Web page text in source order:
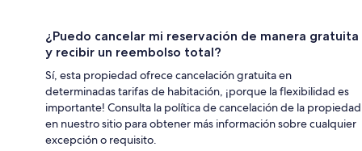
¿Puedo cancelar mi reservación de manera gratuita
y recibir un reembolso total?
Sí, esta propiedad ofrece cancelación gratuita en
determinadas tarifas de habitación, ¡porque la flexibilidad es
importante! Consulta la política de cancelación de la propiedad
en nuestro sitio para obtener más información sobre cualquier
excepción o requisito.